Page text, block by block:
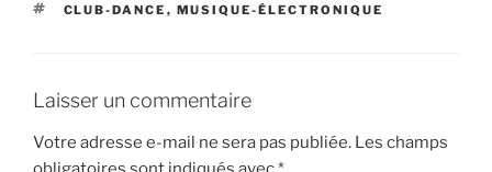
ÉTIQUETTES
CLUB-DANCE , MUSIQUE-ÉLECTRONIQUE
Laisser un commentaire
Votre adresse e-mail ne sera pas publiée. Les champs